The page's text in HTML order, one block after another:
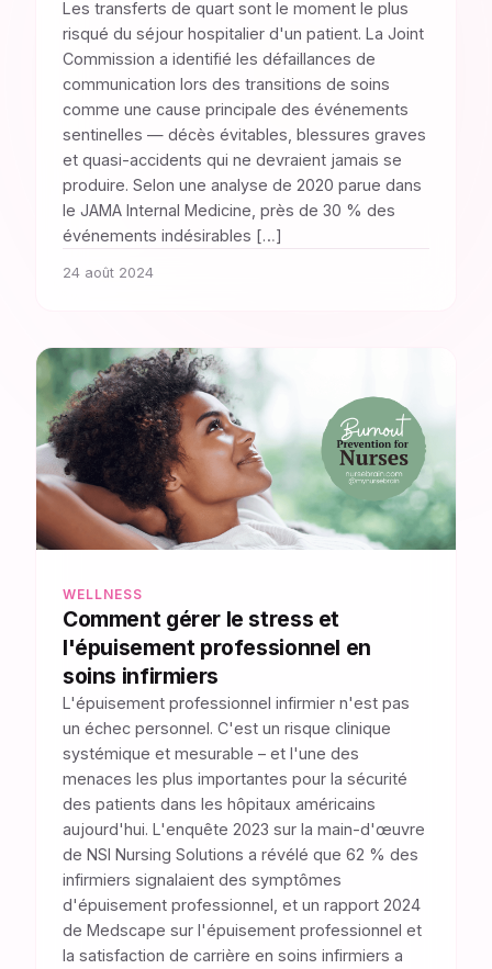
Les transferts de quart sont le moment le plus
risqué du séjour hospitalier d'un patient. La Joint
Commission a identifié les défaillances de
communication lors des transitions de soins
comme une cause principale des événements
sentinelles — décès évitables, blessures graves
et quasi-accidents qui ne devraient jamais se
produire. Selon une analyse de 2020 parue dans
le JAMA Internal Medicine, près de 30 % des
événements indésirables […]
24 août 2024
WELLNESS
Comment gérer le stress et
l'épuisement professionnel en
soins infirmiers
L'épuisement professionnel infirmier n'est pas
un échec personnel. C'est un risque clinique
systémique et mesurable – et l'une des
menaces les plus importantes pour la sécurité
des patients dans les hôpitaux américains
aujourd'hui. L'enquête 2023 sur la main-d'œuvre
de NSI Nursing Solutions a révélé que 62 % des
infirmiers signalaient des symptômes
d'épuisement professionnel, et un rapport 2024
de Medscape sur l'épuisement professionnel et
la satisfaction de carrière en soins infirmiers a